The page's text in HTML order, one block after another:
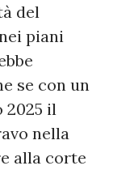
del
piani
se con un
2025 il
nella
alla corte